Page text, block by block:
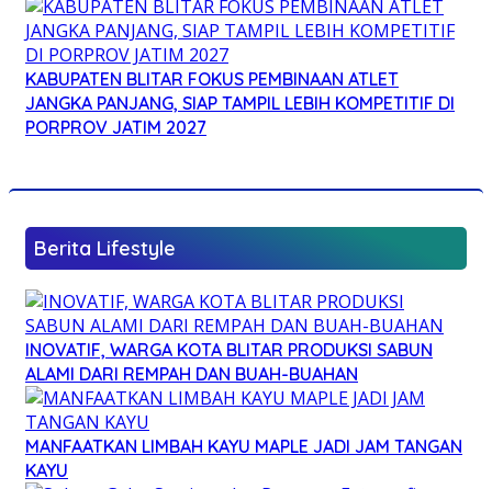
KABUPATEN BLITAR FOKUS PEMBINAAN ATLET
JANGKA PANJANG, SIAP TAMPIL LEBIH KOMPETITIF DI
PORPROV JATIM 2027
Berita Lifestyle
INOVATIF, WARGA KOTA BLITAR PRODUKSI SABUN
ALAMI DARI REMPAH DAN BUAH-BUAHAN
MANFAATKAN LIMBAH KAYU MAPLE JADI JAM TANGAN
KAYU